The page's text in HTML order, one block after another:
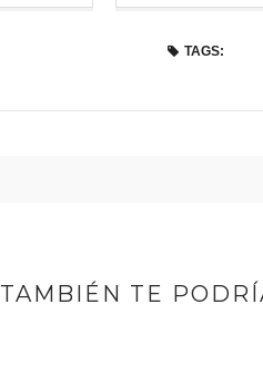
TAGS:
TAMBIÉN TE